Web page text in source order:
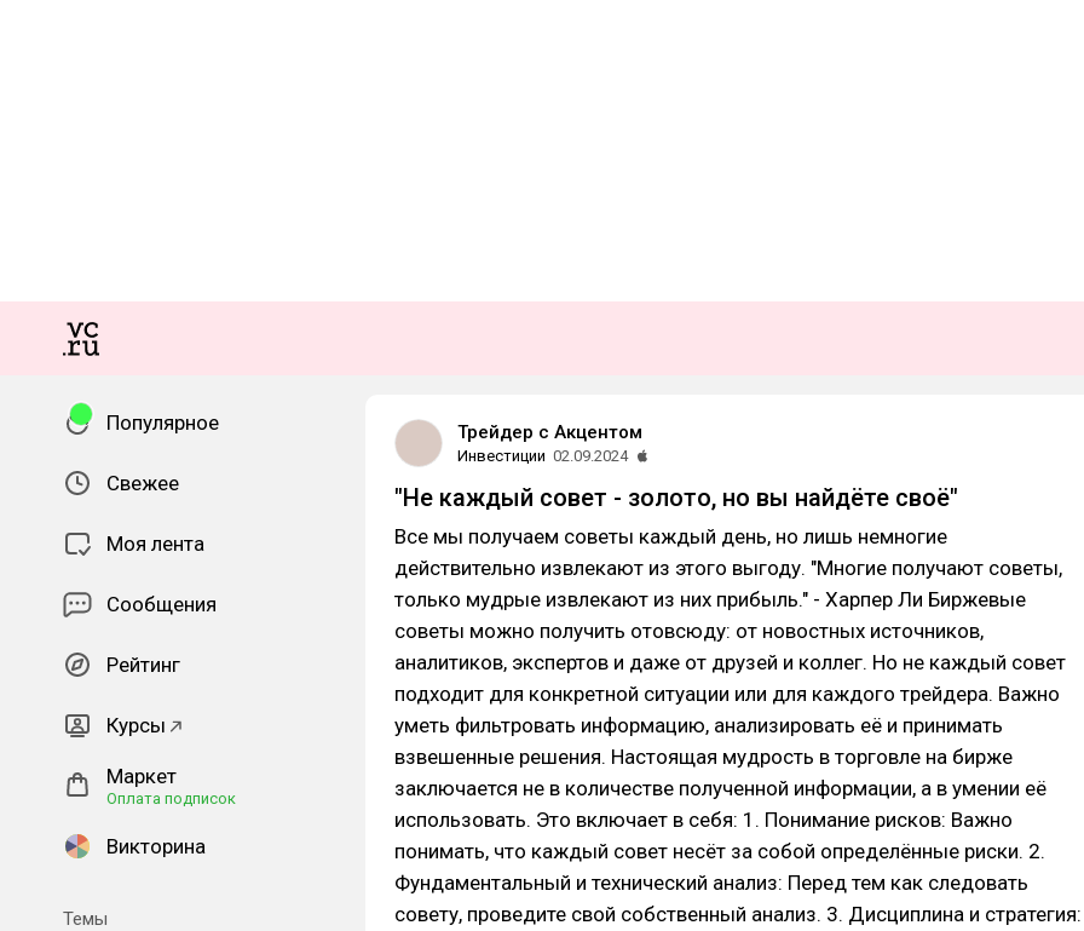
Популярное
Свежее
Моя лента
Сообщения
Рейтинг
Курсы
Маркет
Оплата подписок
Викторина
Темы
Трейдер с Акцентом
Инвестиции 02.09.2024
"Не каждый совет - золото, но вы найдёте своё"
Все мы получаем советы каждый день, но лишь немногие
действительно извлекают из этого выгоду. "Многие получают советы,
только мудрые извлекают из них прибыль." - Харпер Ли Биржевые
советы можно получить отовсюду: от новостных источников,
аналитиков, экспертов и даже от друзей и коллег. Но не каждый совет
подходит для конкретной ситуации или для каждого трейдера. Важно
уметь фильтровать информацию, анализировать её и принимать
взвешенные решения. Настоящая мудрость в торговле на бирже
заключается не в количестве полученной информации, а в умении её
использовать. Это включает в себя: 1. Понимание рисков: Важно
понимать, что каждый совет несёт за собой определённые риски. 2.
Фундаментальный и технический анализ: Перед тем как следовать
совету, проведите свой собственный анализ. 3. Дисциплина и стратегия: